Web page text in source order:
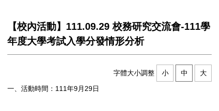
【校內活動】111.09.29 校務研究交流會-111學
年度大學考試入學分發情形分析
字體大小調整 小 中
大
一、活動時間：111年9月29日